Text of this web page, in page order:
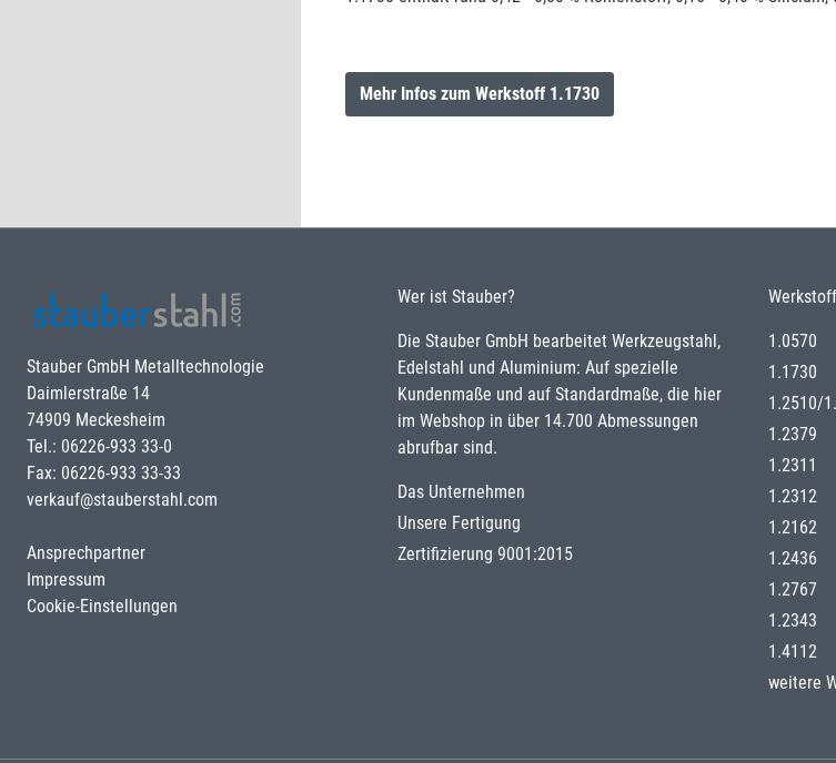
Mehr Infos zum Werkstoff 1.1730
Stauber GmbH Metalltechnologie
Daimlerstraße 14
74909 Meckesheim
Tel.: 06226-933 33-0
Fax: 06226-933 33-33
verkauf@stauberstahl.com
Ansprechpartner
Impressum
Cookie-Einstellungen
Wer ist Stauber?
Die Stauber GmbH bearbeitet Werkzeugstahl,
Edelstahl und Aluminium: Auf spezielle
Kundenmaße und auf Standardmaße, die hier
im Webshop in über 14.700 Abmessungen
abrufbar sind.
Das Unternehmen
Unsere Fertigung
Zertifizierung 9001:2015
1.0570
1.1730
1.2510/
1.2379
1.2311
1.2312
1.2162
1.2436
1.2767
1.2343
1.4112
weitere